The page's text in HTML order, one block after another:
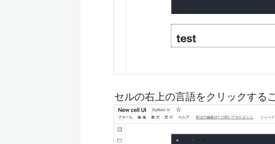
セルの右上の言語をクリックする